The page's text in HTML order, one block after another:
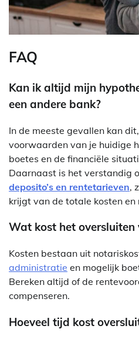
FAQ
Kan ik altijd mijn
een andere bank?
In de meeste gevallen kan
voorwaarden van je huidige
boetes en de financiële
Daarnaast is het verstandig
deposito’s en rentetarieven,
krijgt van de totale kosten
Wat kost het oversluiten
Kosten bestaan uit
administratie en mogelijk
Bereken altijd of de
compenseren.
Hoeveel tijd kost